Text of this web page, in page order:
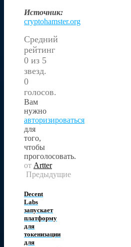
Источник:
cryptohamster.org
Средний
рейтинг
0 из 5
звезд.
0
голосов.
Вам
нужно
авторизироваться
для
того,
чтобы
проголосовать.
от Artter
Предыдущие
Decent
Labs
запускает
платформу
для
токенизации
для